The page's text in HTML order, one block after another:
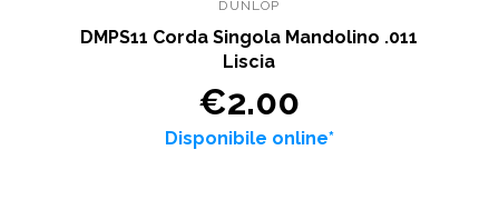
DUNLOP
DMPS11 Corda Singola Mandolino .011
Liscia
€2.00
Disponibile online*